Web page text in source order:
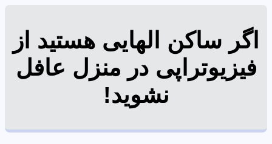
اگر ساکن الهایی هستید از
فیزیوتراپی در منزل عافل
نشوید!